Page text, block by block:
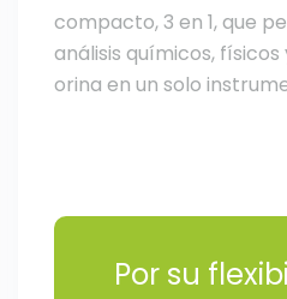
compacto, 3 en 1, que
análisis químicos,
orina en un solo
Por su